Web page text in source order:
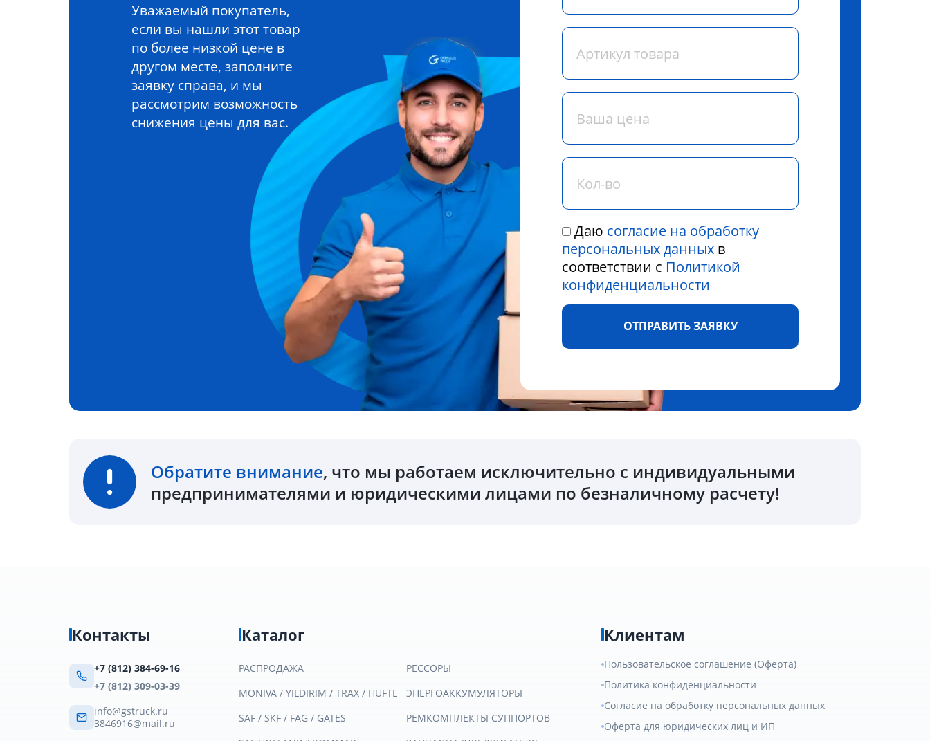
Уважаемый покупатель,
если вы нашли этот товар
по более низкой цене в
другом месте, заполните
заявку справа, и мы
рассмотрим возможность
снижения цены для вас.
Даю согласие на обработку
персональных данных в
соответствии с Политикой
конфиденциальности
ОТПРАВИТЬ ЗАЯВКУ
Обратите внимание, что мы работаем исключительно с индивидуальными
предпринимателями и юридическими лицами по безналичному расчету!
Контакты
+7 (812) 384-69-16
+7 (812) 309-03-39
info@gstruck.ru
3846916@mail.ru
Каталог
РАСПРОДАЖА
MONIVA / YILDIRIM / TRAX / HUFTE
SAF / SKF / FAG / GATES
РЕССОРЫ
ЭНЕРГОАККУМУЛЯТОРЫ
РЕМКОМПЛЕКТЫ СУППОРТОВ
Клиентам
Пользовательское соглашение (Оферта)
Политика конфиденциальности
Согласие на обработку персональных данных
Оферта для юридических лиц и ИП